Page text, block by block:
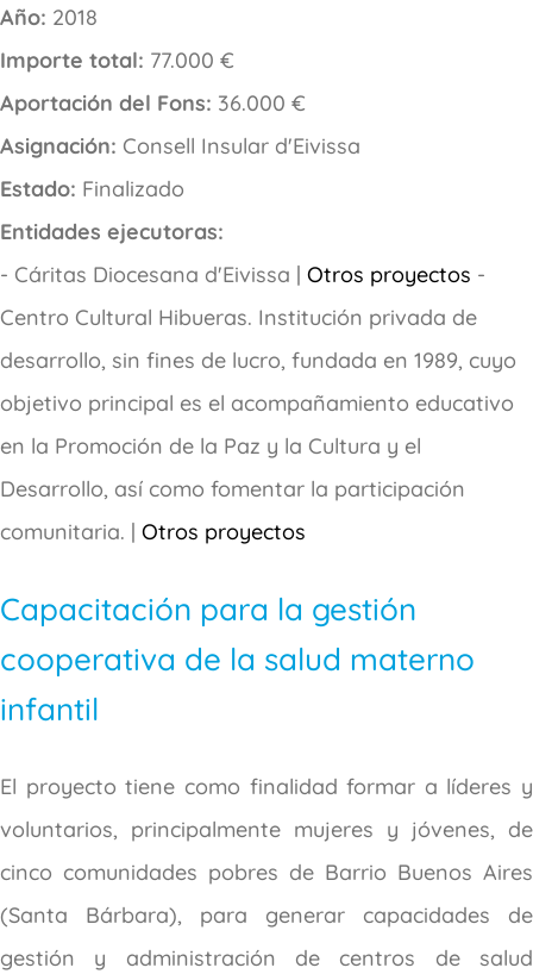
Año: 2018
Importe total: 77.000 €
Aportación del Fons: 36.000 €
Asignación: Consell Insular d'Eivissa
Estado: Finalizado
Entidades ejecutoras:
- Cáritas Diocesana d'Eivissa | Otros proyectos -
Centro Cultural Hibueras. Institución privada de
desarrollo, sin fines de lucro, fundada en 1989, cuyo
objetivo principal es el acompañamiento educativo
en la Promoción de la Paz y la Cultura y el
Desarrollo, así como fomentar la participación
comunitaria. | Otros proyectos
Capacitación para la gestión
cooperativa de la salud materno
infantil
El proyecto tiene como finalidad formar a líderes y
voluntarios, principalmente mujeres y jóvenes, de
cinco comunidades pobres de Barrio Buenos Aires
(Santa Bárbara), para generar capacidades de
gestión y administración de centros de salud